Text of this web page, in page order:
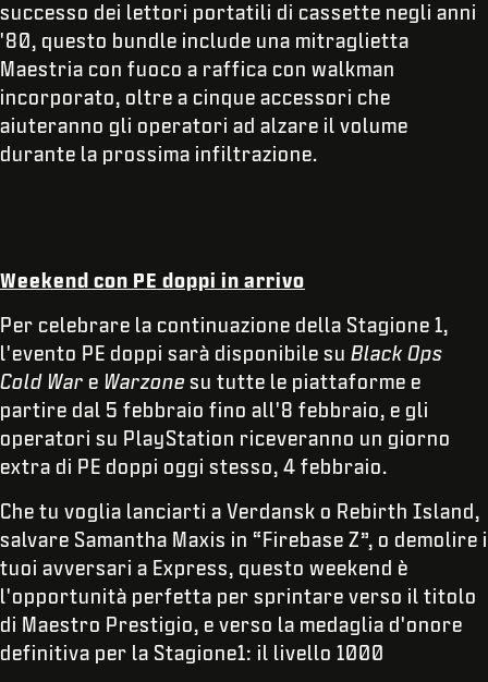
successo dei lettori portatili di cassette negli anni
'80, questo bundle include una mitraglietta
Maestria con fuoco a raffica con walkman
incorporato, oltre a cinque accessori che
aiuteranno gli operatori ad alzare il volume
durante la prossima infiltrazione.
Weekend con PE doppi in arrivo
Per celebrare la continuazione della Stagione 1,
l'evento PE doppi sarà disponibile su Black Ops
Cold War e Warzone su tutte le piattaforme e
partire dal 5 febbraio fino all'8 febbraio, e gli
operatori su PlayStation riceveranno un giorno
extra di PE doppi oggi stesso, 4 febbraio.
Che tu voglia lanciarti a Verdansk o Rebirth Island,
salvare Samantha Maxis in “Firebase Z”, o demolire i
tuoi avversari a Express, questo weekend è
l'opportunità perfetta per sprintare verso il titolo
di Maestro Prestigio, e verso la medaglia d'onore
definitiva per la Stagione1: il livello 1000